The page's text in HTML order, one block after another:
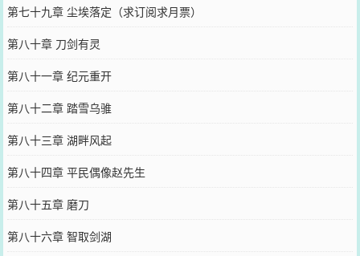
第七十九章 尘埃落定（求订阅求月票）
第八十章 刀剑有灵
第八十一章 纪元重开
第八十二章 踏雪乌骓
第八十三章 湖畔风起
第八十四章 平民偶像赵先生
第八十五章 磨刀
第八十六章 智取剑湖